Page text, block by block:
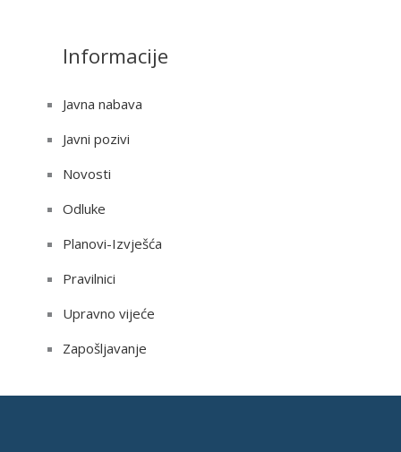
Informacije
Javna nabava
Javni pozivi
Novosti
Odluke
Planovi-Izvješća
Pravilnici
Upravno vijeće
Zapošljavanje